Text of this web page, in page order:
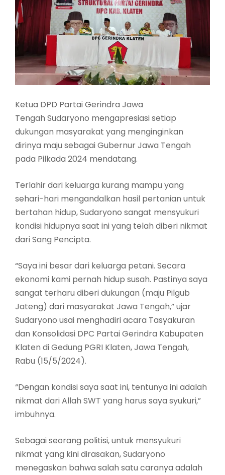
Ketua DPD Partai Gerindra Jawa
Tengah Sudaryono mengapresiasi setiap
dukungan masyarakat yang menginginkan
dirinya maju sebagai Gubernur Jawa Tengah
pada Pilkada 2024 mendatang.
Terlahir dari keluarga kurang mampu yang
sehari-hari mengandalkan hasil pertanian untuk
bertahan hidup, Sudaryono sangat mensyukuri
kondisi hidupnya saat ini yang telah diberi nikmat
dari Sang Pencipta.
“Saya ini besar dari keluarga petani. Secara
ekonomi kami pernah hidup susah. Pastinya saya
sangat terharu diberi dukungan (maju Pilgub
Jateng) dari masyarakat Jawa Tengah,” ujar
Sudaryono usai menghadiri acara Tasyakuran
dan Konsolidasi DPC Partai Gerindra Kabupaten
Klaten di Gedung PGRI Klaten, Jawa Tengah,
Rabu (15/5/2024).
“Dengan kondisi saya saat ini, tentunya ini adalah
nikmat dari Allah SWT yang harus saya syukuri,”
imbuhnya.
Sebagai seorang politisi, untuk mensyukuri
nikmat yang kini dirasakan, Sudaryono
menegaskan bahwa salah satu caranya adalah